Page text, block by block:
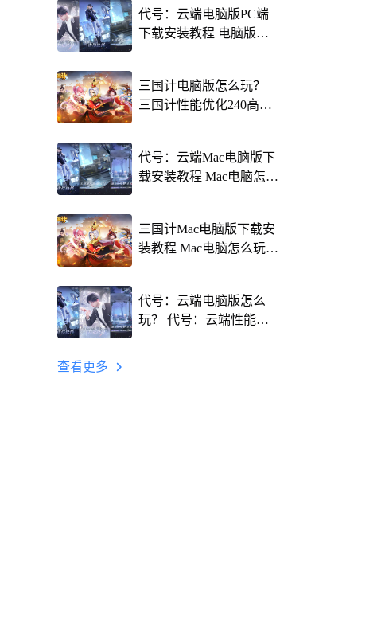
代号：云端电脑版PC端
下载安装教程 电脑版怎
三国计电脑版怎么玩？
三国计性能优化240高帧
代号：云端Mac电脑版下
载安装教程 Mac电脑怎么
三国计Mac电脑版下载安
装教程 Mac电脑怎么玩三
代号：云端电脑版怎么
玩？ 代号：云端性能优
查看更多